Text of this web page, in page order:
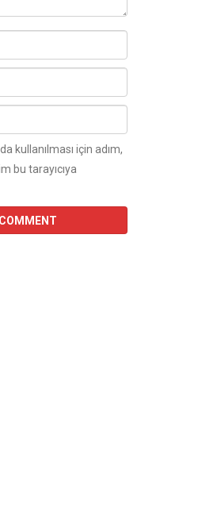
kullanılması için adım,
bu tarayıcıya